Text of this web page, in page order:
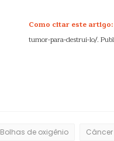
Como citar este artigo:
tumor-para-destrui-lo/.
Bolhas de oxigênio Câncer